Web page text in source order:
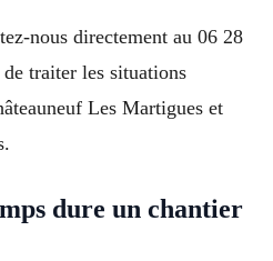
nous directement au 06 28
traiter les situations
Les Martigues et
dure un chantier